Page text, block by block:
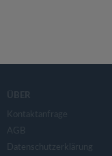
ÜBER
Kontaktanfrage
AGB
Datenschutzerklärung